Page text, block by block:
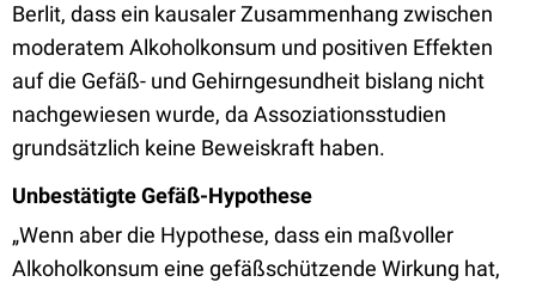
Berlit, dass ein kausaler Zusammenhang zwischen
moderatem Alkoholkonsum und positiven Effekten
auf die Gefäß- und Gehirngesundheit bislang nicht
nachgewiesen wurde, da Assoziationsstudien
grundsätzlich keine Beweiskraft haben.
Unbestätigte Gefäß-Hypothese
„Wenn aber die Hypothese, dass ein maßvoller
Alkoholkonsum eine gefäßschützende Wirkung hat,